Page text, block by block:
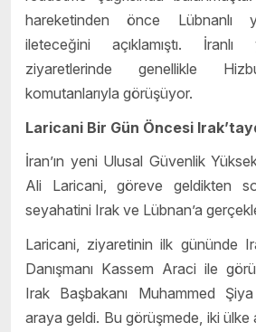
hareketinden önce Lübnanlı
ileteceğini açıklamıştı. İranlı
ziyaretlerinde genellikle
komutanlarıyla görüşüyor.
Laricani Bir Gün Öncesi
İran’ın yeni Ulusal Güvenlik
Ali Laricani, göreve geldikten
seyahatini Irak ve Lübnan’a
Laricani, ziyaretinin ilk gününde
Danışmanı Kassem Araci ile
Irak Başbakanı Muhammed
araya geldi. Bu görüşmede, iki ülke